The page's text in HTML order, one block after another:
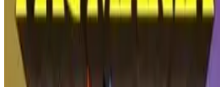
COPIAR CÓDIGO PARA INCRUSTAR
Tetris Introducción
Resumen